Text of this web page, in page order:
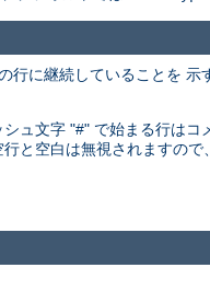
行に継続していることを 示
ュ文字 "#" で始まる行はコ
と空白は無視されますので